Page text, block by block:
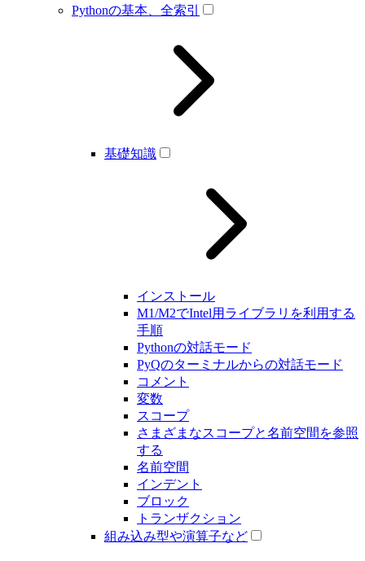
Pythonの基本、全索引
基礎知識
インストール
M1/M2でIntel用ライブラリを利用する
手順
Pythonの対話モード
PyQのターミナルからの対話モード
コメント
変数
スコープ
さまざまなスコープと名前空間を参照
する
名前空間
インデント
ブロック
トランザクション
組み込み型や演算子など